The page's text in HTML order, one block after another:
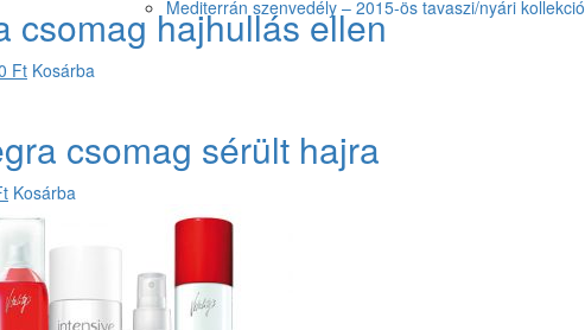
Mediterrán szenvedély – 2015-ös tavaszi/nyári kollekció
csomag hajhullás ellen
Ft Kosárba
csomag sérült hajra
Kosárba